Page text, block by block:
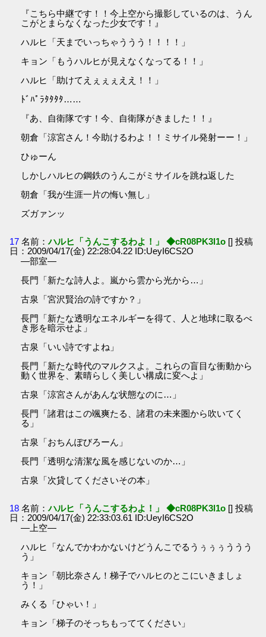
『こちら中継です！！今上空から撮影しているのは、うん
こがとまらなくなった少女です！』
ハルヒ「天までいっちゃううう！！！！」
キョン「もうハルヒが見えなくなってる！！」
ハルヒ「助けてえぇぇぇええ！！」
ﾄﾞﾊﾟﾗﾀﾀﾀﾀ……
『あ、自衛隊です！今、自衛隊がきました！！』
朝倉「涼宮さん！今助けるわよ！！ミサイル発射ーー！」
ひゅーん
しかしハルヒの鋼鉄のうんこがミサイルを跳ね返した
朝倉「我が生涯一片の悔い無し」
ズガァンッ
17 名前：ハルヒ「うんこするわよ！」 ◆cR08PK3l1o [] 投稿
日：2009/04/17(金) 22:28:04.22 ID:UeyI6CS2O
―部室―
長門「新たな詩人よ。嵐から雲から光から…」
古泉「宮沢賢治の詩ですか？」
長門「新たな透明なエネルギーを得て、人と地球に取るべ
き形を暗示せよ」
古泉「いい詩ですよね」
長門「新たな時代のマルクスよ。これらの盲目な衝動から
動く世界を、素晴らしく美しい構成に変へよ」
古泉「涼宮さんがあんな状態なのに…」
長門「諸君はこの颯爽たる、諸君の未来圏から吹いてく
る」
古泉「おちんぽびろーん」
長門「透明な清潔な風を感じないのか…」
古泉「次貸してくださいその本」
18 名前：ハルヒ「うんこするわよ！」 ◆cR08PK3l1o [] 投稿
日：2009/04/17(金) 22:33:03.61 ID:UeyI6CS2O
―上空―
ハルヒ「なんでかわかないけどうんこでるうぅぅぅううう
う」
キョン「朝比奈さん！梯子でハルヒのとこにいきましょ
う！」
みくる「ひゃい！」
キョン「梯子のそっちもっててください」